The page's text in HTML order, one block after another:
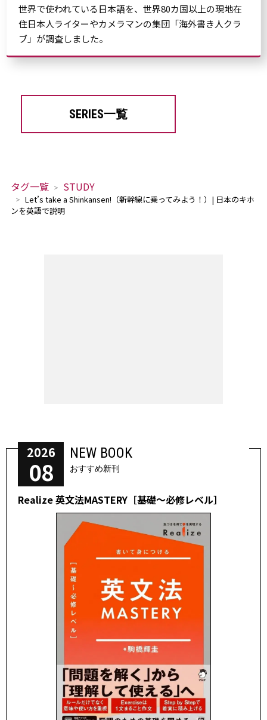
世界で使われている日本語を、世界80カ国以上の現地在
住日本人ライターやカメラマンの集団「海外書き人クラ
ブ」が調査しました。
SERIES一覧
タグ一覧 STUDY
Let’s take a Shinkansen!（新幹線に乗ってみよう！）| 日本のキホ
ンを英語で説明
2026
08
NEW BOOK
おすすめ新刊
Realize 英文法MASTERY［基礎～必修レベル］